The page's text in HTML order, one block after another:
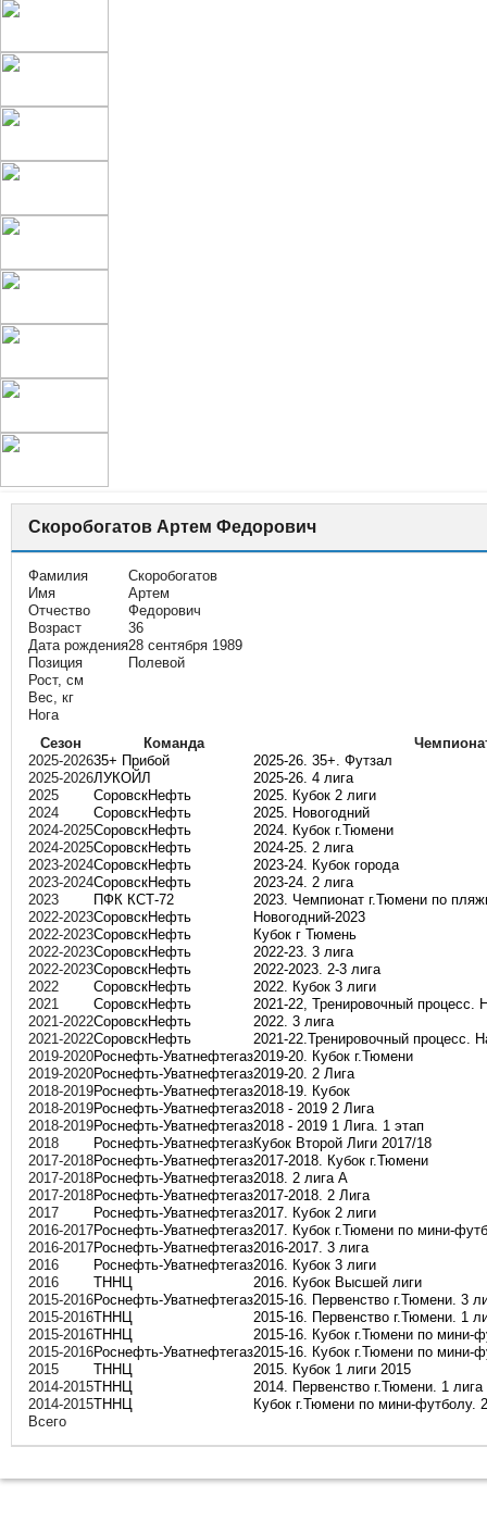
Скоробогатов Артем Федорович
Фамилия
Скоробогатов
Имя
Артем
Отчество
Федорович
Возраст
36
Дата рождения28 сентября 1989
Позиция
Полевой
Рост, см
Вес, кг
Нога
Сезон
Команда
2025-202635+ Прибой
2025-26. 35+. Футзал
2025-2026ЛУКОЙЛ
2025-26. 4 лига
2025
СоровскНефть
2025. Кубок 2 лиги
2024
СоровскНефть
2025. Новогодний
2024-2025СоровскНефть
2024. Кубок г.Тюмени
2024-2025СоровскНефть
2024-25. 2 лига
2023-2024СоровскНефть
2023-24. Кубок города
2023-2024СоровскНефть
2023-24. 2 лига
2023
ПФК КСТ-72
2023. Чемпионат г.Тюмени по
2022-2023СоровскНефть
Новогодний-2023
2022-2023СоровскНефть
Кубок г Тюмень
2022-2023СоровскНефть
2022-23. 3 лига
2022-2023СоровскНефть
2022-2023. 2-3 лига
2022
СоровскНефть
2022. Кубок 3 лиги
2021
СоровскНефть
2021-22, Тренировочный процесс.
2021-2022СоровскНефть
2022. 3 лига
2021-2022СоровскНефть
2021-22.Тренировочный процесс.
2019-2020Роснефть-Уватнефтегаз2019-20. Кубок г.Тюмени
2019-2020Роснефть-Уватнефтегаз2019-20. 2 Лига
2018-2019Роснефть-Уватнефтегаз2018-19. Кубок
2018-2019Роснефть-Уватнефтегаз2018 - 2019 2 Лига
2018-2019Роснефть-Уватнефтегаз2018 - 2019 1 Лига. 1 этап
2018
Роснефть-УватнефтегазКубок Второй Лиги 2017/18
2017-2018Роснефть-Уватнефтегаз2017-2018. Кубок г.Тюмени
2017-2018Роснефть-Уватнефтегаз2018. 2 лига А
2017-2018Роснефть-Уватнефтегаз2017-2018. 2 Лига
2017
Роснефть-Уватнефтегаз2017. Кубок 2 лиги
2016-2017Роснефть-Уватнефтегаз2017. Кубок г.Тюмени по мини-
2016-2017Роснефть-Уватнефтегаз2016-2017. 3 лига
2016
Роснефть-Уватнефтегаз2016. Кубок 3 лиги
2016
ТННЦ
2016. Кубок Высшей лиги
2015-2016Роснефть-Уватнефтегаз2015-16. Первенство г.Тюмени. 3
2015-2016ТННЦ
2015-16. Первенство г.Тюмени. 1
2015-2016ТННЦ
2015-16. Кубок г.Тюмени по мини-
2015-2016Роснефть-Уватнефтегаз2015-16. Кубок г.Тюмени по мини-
2015
ТННЦ
2015. Кубок 1 лиги 2015
2014-2015ТННЦ
2014. Первенство г.Тюмени. 1 лига
2014-2015ТННЦ
Кубок г.Тюмени по мини-футболу.
Всего